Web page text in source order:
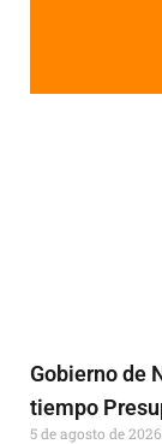
Gobierno de
tiempo
5 de agosto de 2026